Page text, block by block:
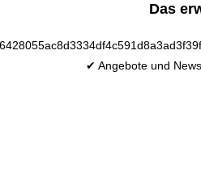
Das
✔ Angebote und